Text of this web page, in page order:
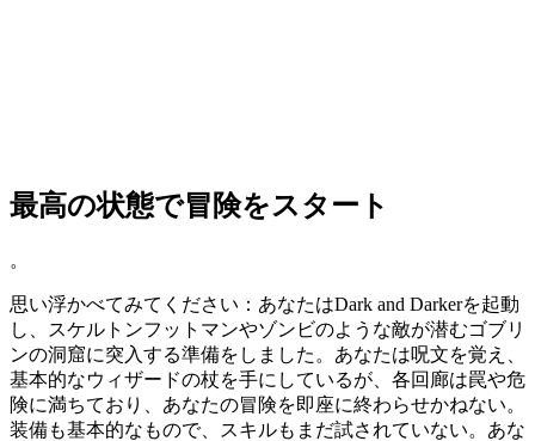
最高の状態で冒険をスタート
。
思い浮かべてみてください：あなたはDark and Darkerを起動
し、スケルトンフットマンやゾンビのような敵が潜むゴブリ
ンの洞窟に突入する準備をしました。あなたは呪文を覚え、
基本的なウィザードの杖を手にしているが、各回廊は罠や危
険に満ちており、あなたの冒険を即座に終わらせかねない。
装備も基本的なもので、スキルもまだ試されていない。あな